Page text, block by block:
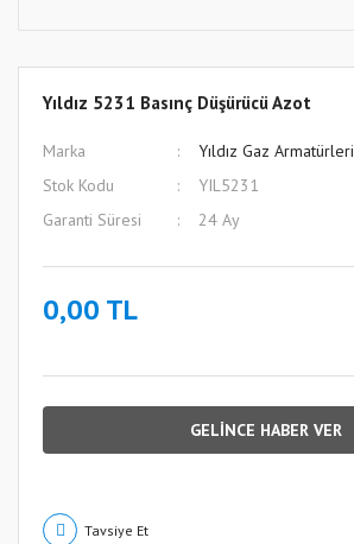
Yıldız 5231 Basınç Düşürücü Azot
Marka
Yıldız Gaz Armatürleri
Stok Kodu
YIL5231
Garanti Süresi
24 Ay
0,00 TL
GELİNCE HABER VER
Tavsiye Et